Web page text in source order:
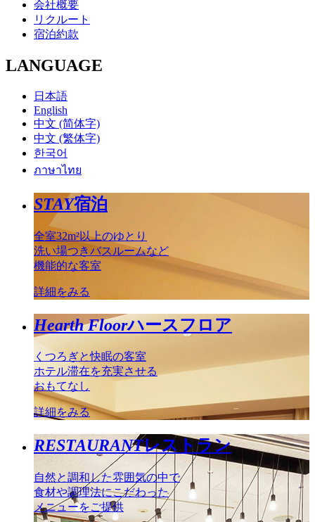
会社概要
リクルート
宿泊約款
LANGUAGE
日本語
English
中文 (简体字)
中文 (繁体字)
한국어
ภาษาไทย
STAY宿泊
全室32m²以上のゆとり
洗い場つきバスルームなど
機能的な客室
詳細をみる
Hearth Floorハースフロア
くつろぎと快眠の客室
ホテル滞在を充実させる
おもてなし
詳細をみる
RESTAURANTレストラン
自然と調和した雰囲気の中で
食材や調理法にこだわった
メニューをご提供